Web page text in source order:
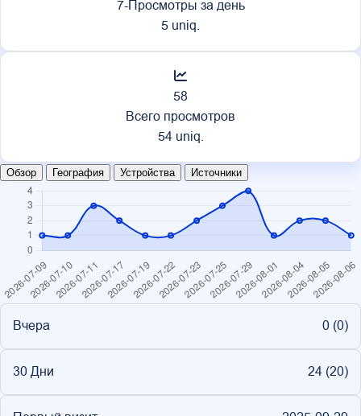
7-Просмотры за день
5 uniq.
58
Всего просмотров
54 uniq.
Обзор География Устройства Источники
Вчера 0 (0)
30 Дни 24 (20)